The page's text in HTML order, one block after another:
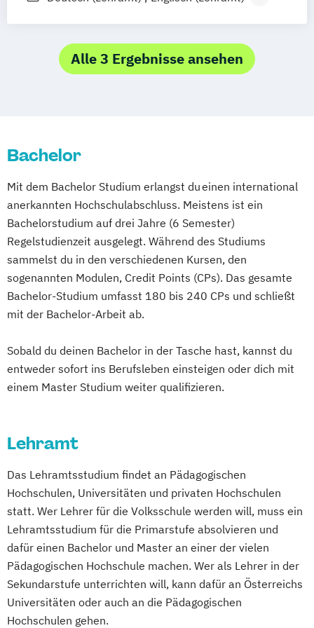
Information Management
Information and Communications
Systems and Robotics
Engineering: Studienzweig Networks and
Communications
Information and Communications
Engineering: Studienzweig
Wirtschaftsingenieurwesen
International Business and Economics
International Management
Lehramt Liberal Arts Management
Economics and Data Science
Mathematics
Medien- und
Robotics and Artificial Intelligence
Romanistik
Slawistik
Sozialpädagogik und soziale Inklusion
Technische Mathematik Visuelle Kultur
Wirtschaft und Recht
Wirtschaftsinformatik Wirtschaftsrecht
Wissenschaft
(Lehramt)
Geschichte
(Lehramt)
Lehramt Primarstufe
Lehramt Primarstufe - Inklusive Pädagogik
Lehramt Primarstufe - Inklusive Pädagogik
– Förderbereich Sprechen
Sprache und Kommunikation
Lehramt Primarstufe - Interdisziplinär
Entdecken
Verstehen im Kontinuum: Kindergarten-
Primarstufe-Sekundarstufe
Lehramt Primarstufe - Religionspädagogik
Lehramt Sekundarstufe Berufsbildung -
Duale Ausbildung sowie Technik und
Gewerbe
Mathematik (Lehramt)
Musikerziehung/Instrumentalerziehung
(Lehramt)
Slowenisch (Lehramt) Spanisch (Lehramt)
Alle 3 Ergebnisse ansehen
Bachelor
Mit dem Bachelor Studium erlangst du einen international
anerkannten Hochschulabschluss. Meistens ist ein
Bachelorstudium auf drei Jahre (6 Semester)
Regelstudienzeit ausgelegt. Während des Studiums
sammelst du in den verschiedenen Kursen, den
sogenannten Modulen, Credit Points (CPs). Das gesamte
Bachelor-Studium umfasst 180 bis 240 CPs und schließt
mit der Bachelor-Arbeit ab.
Sobald du deinen Bachelor in der Tasche hast, kannst du
entweder sofort ins Berufsleben einsteigen oder dich mit
einem Master Studium weiter qualifizieren.
Lehramt
Das Lehramtsstudium findet an Pädagogischen
Hochschulen, Universitäten und privaten Hochschulen
statt. Wer Lehrer für die Volksschule werden will, muss ein
Lehramtsstudium für die Primarstufe absolvieren und
dafür einen Bachelor und Master an einer der vielen
Pädagogischen Hochschule machen. Wer als Lehrer in der
Sekundarstufe unterrichten will, kann dafür an Österreichs
Universitäten oder auch an die Pädagogischen
Hochschulen gehen.